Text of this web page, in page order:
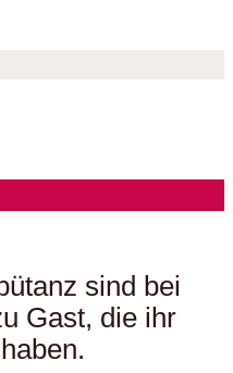
sind bei
Gast, die ihr